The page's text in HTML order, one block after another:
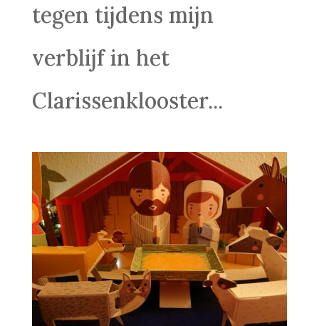
tegen tijdens mijn
verblijf in het
Clarissenklooster...